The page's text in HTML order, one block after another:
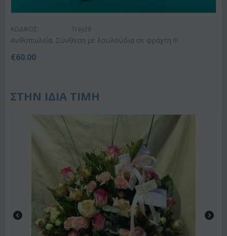
ΚΩΔΙΚΟΣ: Tray26
Ανθοπωλεία. Σύνθεση με λουλούδια σε φράχτη !!!
€60.00
ΣΤΗΝ ΙΔΙΑ ΤΙΜΗ